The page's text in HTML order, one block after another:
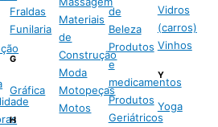
Fraldas
Funilaria
G
Gráfica
H
Materiais
de
Construção
Moda
Motopeças
Motos
de
Beleza
Produtos
e
medicamentos
Produtos
Geriátricos
Vidros
(carros)
Vinhos
Y
Yoga